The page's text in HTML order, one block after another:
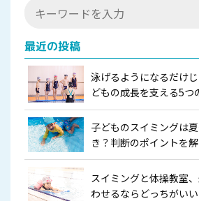
最近の投稿
泳げるようになるだけ
どもの成長を支える5つ
子どものスイミングは
き？判断のポイントを
スイミングと体操教室
わせるならどっちがいい